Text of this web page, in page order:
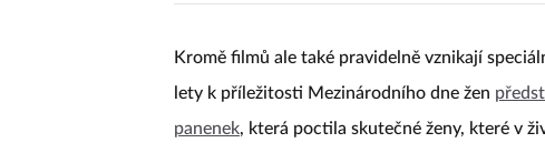
Kromě filmů ale také pravidelně vznikají
lety k příležitosti Mezinárodního dne žen
panenek, která poctila skutečné ženy, které v